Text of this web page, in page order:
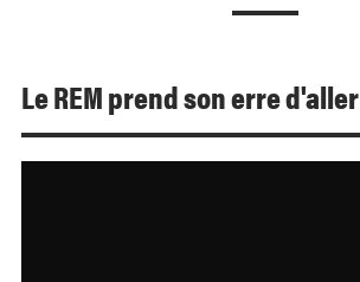
Le REM prend son erre d'aller